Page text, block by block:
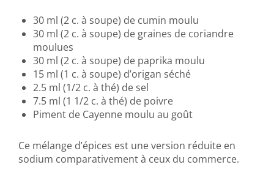
30 ml (2 c. à soupe) de cumin moulu
30 ml (2 c. à soupe) de graines de coriandre
moulues
30 ml (2 c. à soupe) de paprika moulu
15 ml (1 c. à soupe) d’origan séché
2.5 ml (1/2 c. à thé) de sel
7.5 ml (1 1/2 c. à thé) de poivre
Piment de Cayenne moulu au goût
Ce mélange d’épices est une version réduite en
sodium comparativement à ceux du commerce.